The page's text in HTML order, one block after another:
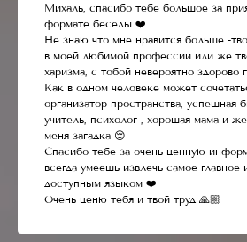
Михаль, спасибо тебе большое за
формате беседы ❤️
Не знаю что мне нравится больше -
в моей любимой профессии или же
харизма, с тобой невероятно здорово
Как в одном человеке может
организатор пространства, успешная
учитель, психолог , хорошая мама и
меня загадка 😌
Спасибо тебе за очень ценную
всегда умеешь извлечь самое главное
доступным языком ❤️
Очень ценю тебя и твой труд 🙏🏼